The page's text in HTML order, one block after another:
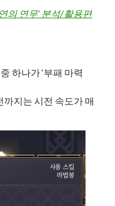
의 연무’ 분석/활용편
하나가 ‘부패 마력
까지는 시전 속도가 매